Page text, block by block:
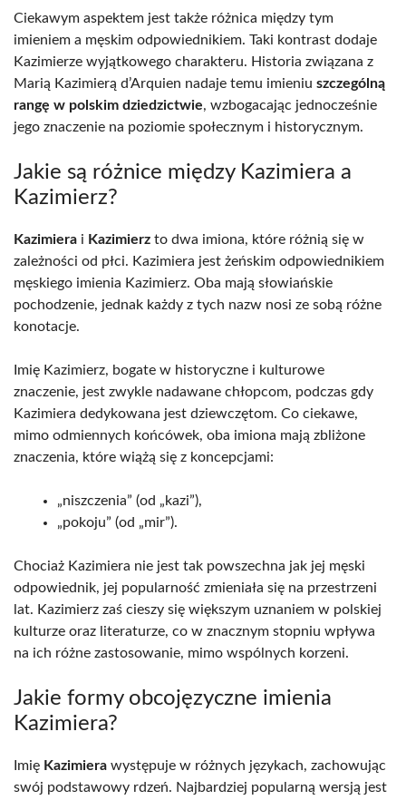
Ciekawym aspektem jest także różnica między tym
imieniem a męskim odpowiednikiem. Taki kontrast dodaje
Kazimierze wyjątkowego charakteru. Historia związana z
Marią Kazimierą d’Arquien nadaje temu imieniu szczególną
rangę w polskim dziedzictwie, wzbogacając jednocześnie
jego znaczenie na poziomie społecznym i historycznym.
Jakie są różnice między Kazimiera a
Kazimierz?
Kazimiera i Kazimierz to dwa imiona, które różnią się w
zależności od płci. Kazimiera jest żeńskim odpowiednikiem
męskiego imienia Kazimierz. Oba mają słowiańskie
pochodzenie, jednak każdy z tych nazw nosi ze sobą różne
konotacje.
Imię Kazimierz, bogate w historyczne i kulturowe
znaczenie, jest zwykle nadawane chłopcom, podczas gdy
Kazimiera dedykowana jest dziewczętom. Co ciekawe,
mimo odmiennych końcówek, oba imiona mają zbliżone
znaczenia, które wiążą się z koncepcjami:
„niszczenia” (od „kazi”),
„pokoju” (od „mir”).
Chociaż Kazimiera nie jest tak powszechna jak jej męski
odpowiednik, jej popularność zmieniała się na przestrzeni
lat. Kazimierz zaś cieszy się większym uznaniem w polskiej
kulturze oraz literaturze, co w znacznym stopniu wpływa
na ich różne zastosowanie, mimo wspólnych korzeni.
Jakie formy obcojęzyczne imienia
Kazimiera?
Imię Kazimiera występuje w różnych językach, zachowując
swój podstawowy rdzeń. Najbardziej popularną wersją jest